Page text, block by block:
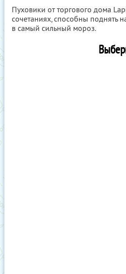
Пуховики от торгового дома
сочетаниях, способны поднять
в самый сильный мороз.